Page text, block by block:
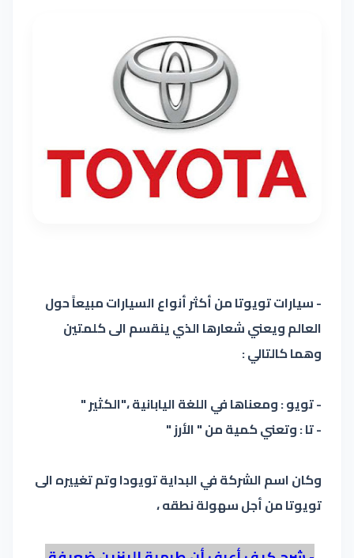
- سيارات تويوتا من أكثر أنواع السيارات مبيعاً حول
العالم ويعني شعارها الذي ينقسم الى كلمتين
وهما كالتالي :
- تويو : ومعناها في اللغة اليابانية ،"الكثير "
- تا : وتعني كمية من " الأرز "
وكان اسم الشركة في البداية تويودا وتم تغييره الى
تويوتا من أجل سهولة نطقه ،